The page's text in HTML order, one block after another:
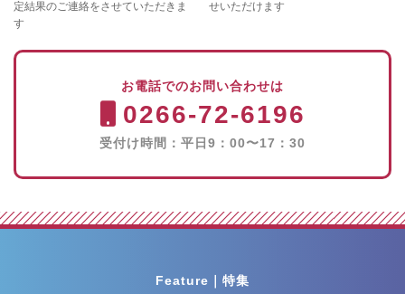
定結果のご連絡をさせていただきま
す
せいただけます
お電話でのお問い合わせは
0266-72-6196
受付け時間：平日9：00〜17：30
Feature｜特集